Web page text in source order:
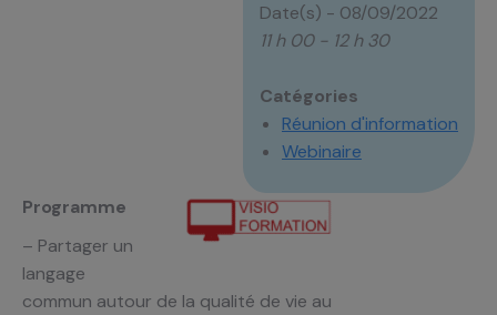
Date(s) - 08/09/2022
11 h 00 - 12 h 30
Catégories
Réunion d'information
Webinaire
Programme
– Partager un
langage
commun autour de la qualité de vie au